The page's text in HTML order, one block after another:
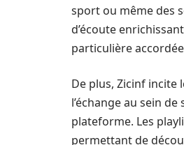
sport ou même des
d’écoute
particulière
De plus, Zicinf
l’échange au sein
plateforme. Les
permettant de